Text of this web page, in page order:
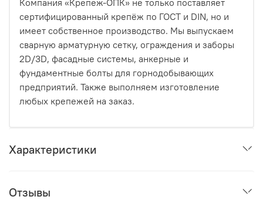
Компания «Крепеж-ОПК» не только поставляет
сертифицированный крепёж по ГОСТ и DIN, но и
имеет собственное производство. Мы выпускаем
сварную арматурную сетку, ограждения и заборы
2D/3D, фасадные системы, анкерные и
фундаментные болты для горнодобывающих
предприятий. Также выполняем изготовление
любых крепежей на заказ.
Характеристики
Отзывы